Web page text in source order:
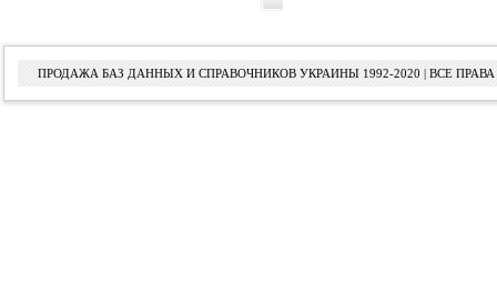
ПРОДАЖА БАЗ ДАННЫХ И СПРАВОЧНИКОВ УКРАИНЫ 1992-2020 | ВСЕ